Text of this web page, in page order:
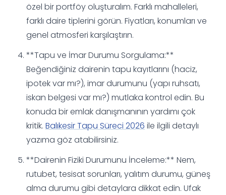
özel bir portföy oluşturalım. Farklı mahalleleri,
farklı daire tiplerini görün. Fiyatları, konumları ve
genel atmosferi karşılaştırın.
**Tapu ve İmar Durumu Sorgulama:**
Beğendiğiniz dairenin tapu kayıtlarını (haciz,
ipotek var mı?), imar durumunu (yapı ruhsatı,
iskan belgesi var mı?) mutlaka kontrol edin. Bu
konuda bir emlak danışmanının yardımı çok
kritik. Balıkesir Tapu Süreci 2026 ile ilgili detaylı
yazıma göz atabilirsiniz.
**Dairenin Fiziki Durumunu İnceleme:** Nem,
rutubet, tesisat sorunları, yalıtım durumu, güneş
alma durumu gibi detaylara dikkat edin. Ufak